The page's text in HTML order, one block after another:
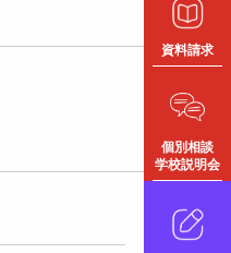
資料請求
個別相談
学校説明会